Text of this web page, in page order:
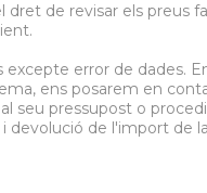
dret de revisar els preus
excepte error de dades.
ens posarem en
seu pressupost o
i devolució de l'import de